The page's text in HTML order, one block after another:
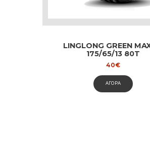
LINGLONG GREEN
175/65/13 80T
40€
ΑΓΟΡΑ